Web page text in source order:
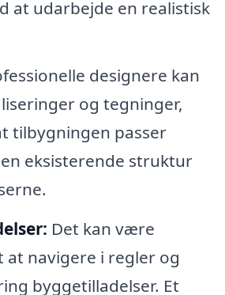
at udarbejde en realistisk
designere kan
og tegninger,
tilbygningen passer
eksisterende struktur
Det kan være
at navigere i regler og
byggetilladelser. Et